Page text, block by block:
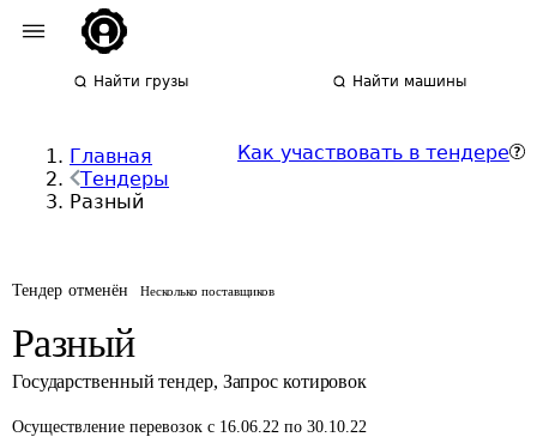
Найти грузы Найти машины
Главная
Тендеры
Разный
Как участвовать в тендере
Тендер отменён Несколько поставщиков
Разный
Государственный тендер, Запрос котировок
Осуществление перевозок с 16.06.22 по 30.10.22